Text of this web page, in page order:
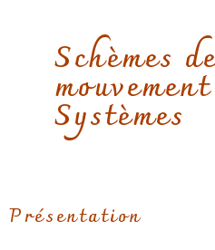
Schèmes
Systèmes
Présentation